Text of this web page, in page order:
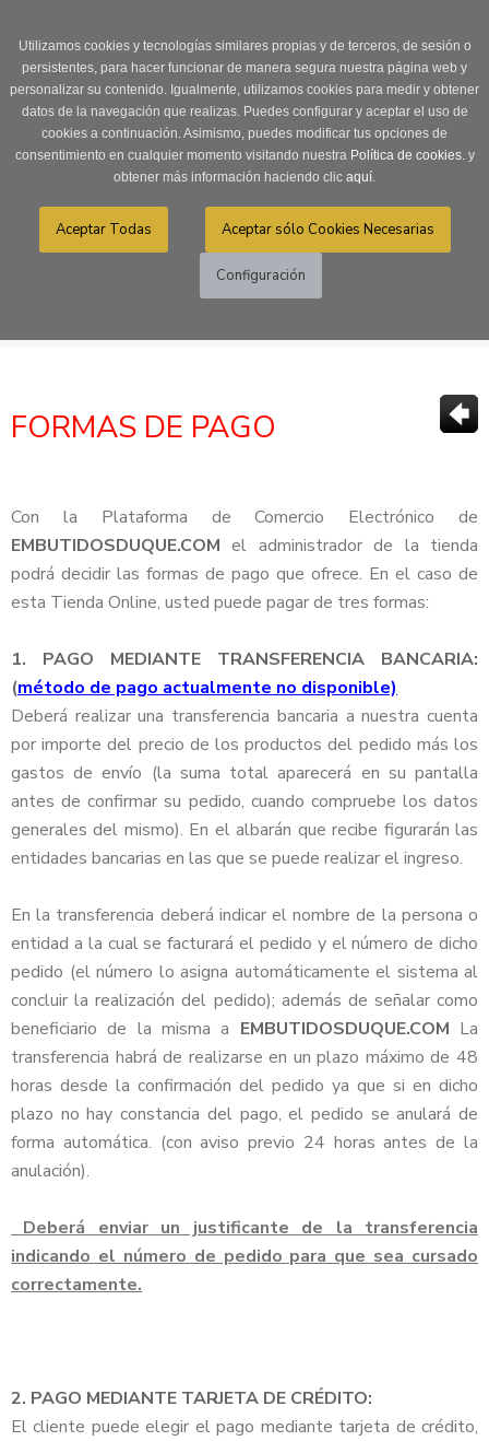
Utilizamos cookies y tecnologías similares propias y de terceros, de sesión o
persistentes, para hacer funcionar de manera segura nuestra página web y
personalizar su contenido. Igualmente, utilizamos cookies para medir y obtener
datos de la navegación que realizas. Puedes configurar y aceptar el uso de
cookies a continuación. Asimismo, puedes modificar tus opciones de
consentimiento en cualquier momento visitando nuestra Política de cookies.y
obtener más información haciendo clic aquí.
ToggleMenú
>CONDICIONES DE COMPRA
FORMAS DE PAGO
Con la Plataforma de Comercio Electrónico de
EMBUTIDOSDUQUE.COM el administrador de la tienda
podrá decidir las formas de pago que ofrece. En el caso de
esta Tienda Online, usted puede pagar de tres formas:
1. PAGO MEDIANTE TRANSFERENCIA BANCARIA:
(método de pago actualmente no disponible)
Deberá realizar una transferencia bancaria a nuestra cuenta
por importe del precio de los productos del pedido más los
gastos de envío (la suma total aparecerá en su pantalla
antes de confirmar su pedido, cuando compruebe los datos
generales del mismo). En el albarán que recibe figurarán las
entidades bancarias en las que se puede realizar el ingreso.
En la transferencia deberá indicar el nombre de la persona o
entidad a la cual se facturará el pedido y el número de dicho
pedido (el número lo asigna automáticamente el sistema al
concluir la realización del pedido); además de señalar como
beneficiario de la misma a EMBUTIDOSDUQUE.COM La
transferencia habrá de realizarse en un plazo máximo de 48
horas desde la confirmación del pedido ya que si en dicho
plazo no hay constancia del pago, el pedido se anulará de
forma automática. (con aviso previo 24 horas antes de la
anulación).
Deberá enviar un justificante de la transferencia
indicando el número de pedido para que sea cursado
correctamente.
2. PAGO MEDIANTE TARJETA DE CRÉDITO:
El cliente puede elegir el pago mediante tarjeta de crédito,